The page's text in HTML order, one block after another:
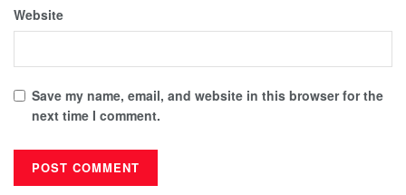
Website
Save my name, email, and website in this browser for the
next time I comment.